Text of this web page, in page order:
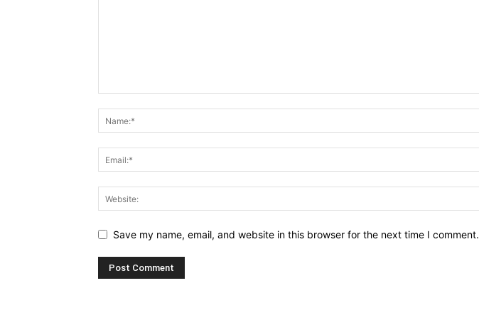
Save my name, email, and website in this browser for the next time I comment.